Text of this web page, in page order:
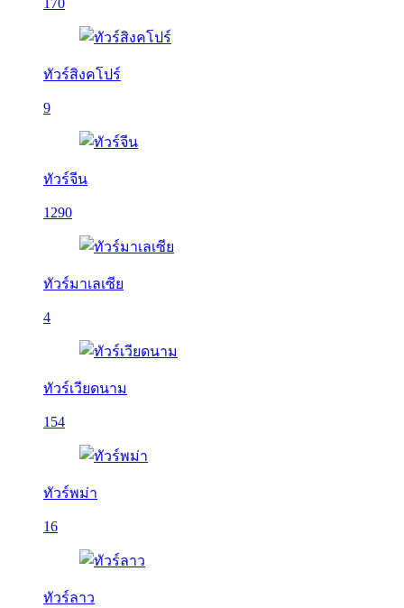
170
ทัวร์สิงคโปร์
9
ทัวร์จีน
1290
ทัวร์มาเลเซีย
4
ทัวร์เวียดนาม
154
ทัวร์พม่า
16
ทัวร์ลาว